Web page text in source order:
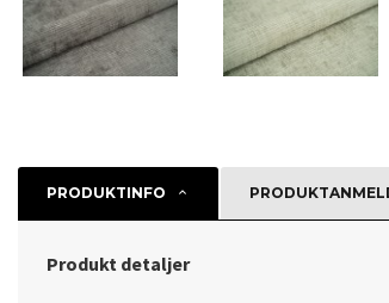
PRODUKTINFO
Produkt detaljer